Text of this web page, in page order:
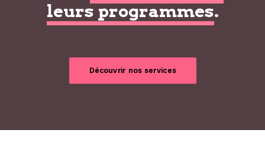
leurs programmes.
Découvrir nos services